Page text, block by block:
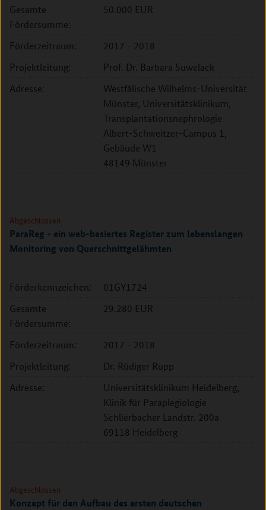
Gesamte
Fördersumme:
50.000 EUR
Förderzeitraum:
2017 - 2018
Projektleitung:
Prof. Dr. Barbara Suwelack
Adresse:
Westfälische Wilhelms-Universität
Münster, Universitätsklinikum,
Transplantationsnephrologie
Albert-Schweitzer-Campus 1,
Gebäude W1
48149 Münster
Abgeschlossen
ParaReg - ein web-basiertes Register zum lebenslangen
Monitoring von Querschnittgelähmten
Förderkennzeichen:
01GY1724
Gesamte
Fördersumme:
29.280 EUR
Förderzeitraum:
2017 - 2018
Projektleitung:
Dr. Rüdiger Rupp
Adresse:
Universitätsklinikum Heidelberg,
Klinik für Paraplegiologie
Schlierbacher Landstr. 200a
69118 Heidelberg
Abgeschlossen
Konzept für den Aufbau des ersten deutschen